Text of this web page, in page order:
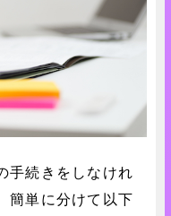
手続きをしなけれ
簡単に分けて以下